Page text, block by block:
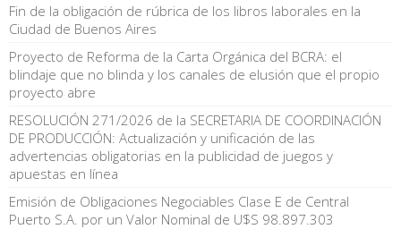
Fin de la obligación de rúbrica de los libros laborales en la
Ciudad de Buenos Aires
Proyecto de Reforma de la Carta Orgánica del BCRA: el
blindaje que no blinda y los canales de elusión que el propio
proyecto abre
RESOLUCIÓN 271/2026 de la SECRETARIA DE COORDINACIÓN
DE PRODUCCIÓN: Actualización y unificación de las
advertencias obligatorias en la publicidad de juegos y
apuestas en línea
Emisión de Obligaciones Negociables Clase E de Central
Puerto S.A. por un Valor Nominal de U$S 98.897.303